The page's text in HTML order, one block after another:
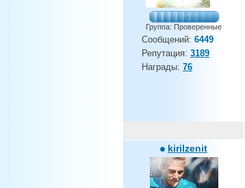
Группа: Проверенные
Сообщений: 6449
Репутация: 3189
Награды: 76
kirilzenit